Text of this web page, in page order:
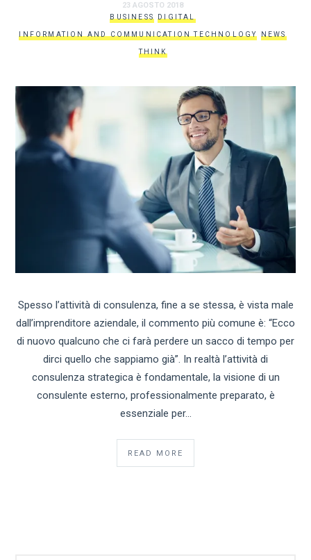
23 AGOSTO 2018
BUSINESS DIGITAL
INFORMATION AND COMMUNICATION TECHNOLOGY NEWS
THINK
Spesso l’attività di consulenza, fine a se stessa, è vista male
dall’imprenditore aziendale, il commento più comune è: “Ecco
di nuovo qualcuno che ci farà perdere un sacco di tempo per
dirci quello che sappiamo già”. In realtà l’attività di
consulenza strategica è fondamentale, la visione di un
consulente esterno, professionalmente preparato, è
essenziale per…
READ MORE